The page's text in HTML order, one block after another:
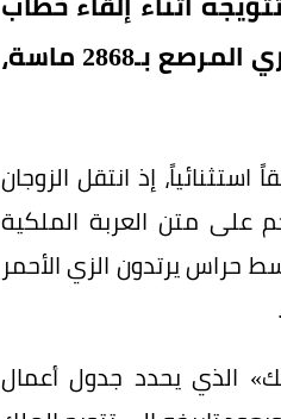
افتتاح الدورة البرلمانية الجديدة، مرتدياً تاج التتويج الإمبراطوري المرصع بـ2868 ماسة،
(78 عاماً) على الحفل رونقاً استثنائياً، إذ انتقل الزوجان
متن العربة الملكية
حملت الملكة إليزابيث الثانية في يوم زفافها عام 1947، وسط حراس يرتدون الزي الأحمر
الذي يحدد جدول أعمال